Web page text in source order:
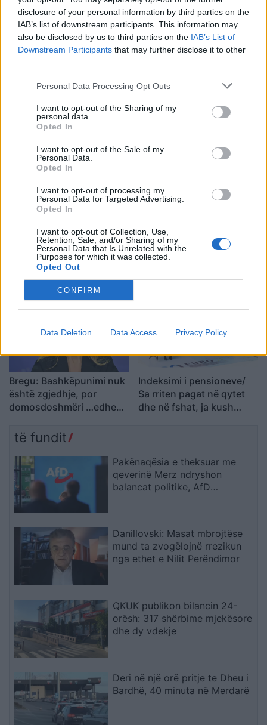
disclosure of your personal information by third parties on the
IAB’s list of downstream participants. This information may
also be disclosed by us to third parties on the IAB’s List of
Downstream Participants that may further disclose it to other
Personal Data Processing Opt Outs
I want to opt-out of the Sharing of my
personal data.
Opted In
I want to opt-out of the Sale of my
Personal Data.
Opted In
I want to opt-out of processing my
Personal Data for Targeted Advertising.
Opted In
I want to opt-out of Collection, Use,
Retention, Sale, and/or Sharing of my
Personal Data that Is Unrelated with the
Purposes for which it was collected.
Opted Out
CONFIRM
Data Deletion Data Access Privacy Policy
FOTO/ Chiara Ferragni më
e dashuruar se kurrë,
kush është CEO që i
rrëmbeu zemrën pas
ndarjes
Humbi në pyllin e
Llogarasë, gjendet pas
“U ula në krevat dhe po
qaja”/ Fatma Haxhialiu
ndan momentin sfidues të
shtatzënisë
U akuzua për vdekjen e
yllit të “Friends”, mjeku
Bregu: Bashkëpunimi nuk
është zgjedhje, por
domosdoshmëri …edhe
Indeksimi i pensioneve/
Sa rriten pagat në qytet
dhe në fshat, ja kush
të fundit
Pakënaqësia e theksuar me
qeverinë Merz ndryshon
balancat politike, AfD
Danillovski: Masat mbrojtëse
mund ta zvogëlojnë rrezikun
nga ethet e Nilit Perëndimor
QKUK publikon bilancin 24-
orësh: 317 shërbime mjekësore
dhe dy vdekje
Deri në një orë pritje te Dheu i
Bardhë, 40 minuta në Merdarë